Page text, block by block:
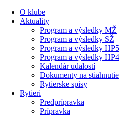
O klube
Aktuality
Program a výsledky MŽ
Program a výsledky SŽ
Program a výsledky HP5
Program a výsledky HP4
Kalendár udalostí
Dokumenty na stiahnutie
Rytierske spisy
Rytieri
Predprípravka
Prípravka